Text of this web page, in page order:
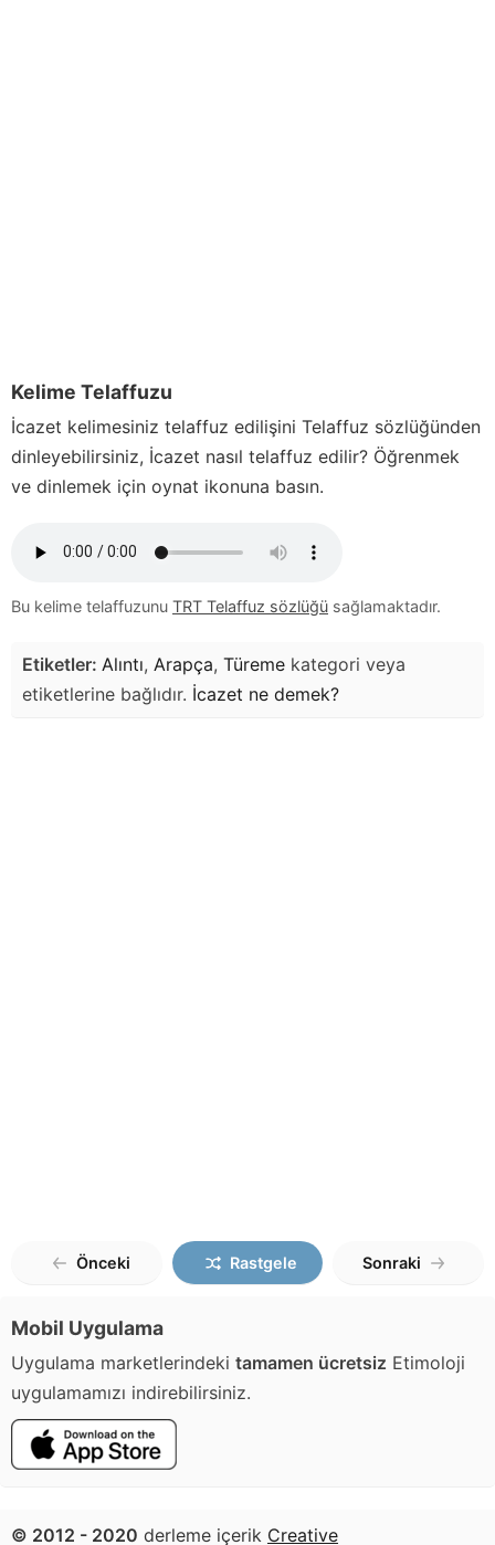
Kelime Telaffuzu
İcazet kelimesiniz telaffuz edilişini Telaffuz sözlüğünden
dinleyebilirsiniz, İcazet nasıl telaffuz edilir? Öğrenmek
ve dinlemek için oynat ikonuna basın.
Bu kelime telaffuzunu TRT Telaffuz sözlüğü sağlamaktadır.
Etiketler: Alıntı, Arapça, Türeme kategori veya
etiketlerine bağlıdır. İcazet ne demek?
Önceki Rastgele Sonraki
Mobil Uygulama
Uygulama marketlerindeki tamamen ücretsiz Etimoloji
uygulamamızı indirebilirsiniz.
© 2012 - 2020 derleme içerik Creative